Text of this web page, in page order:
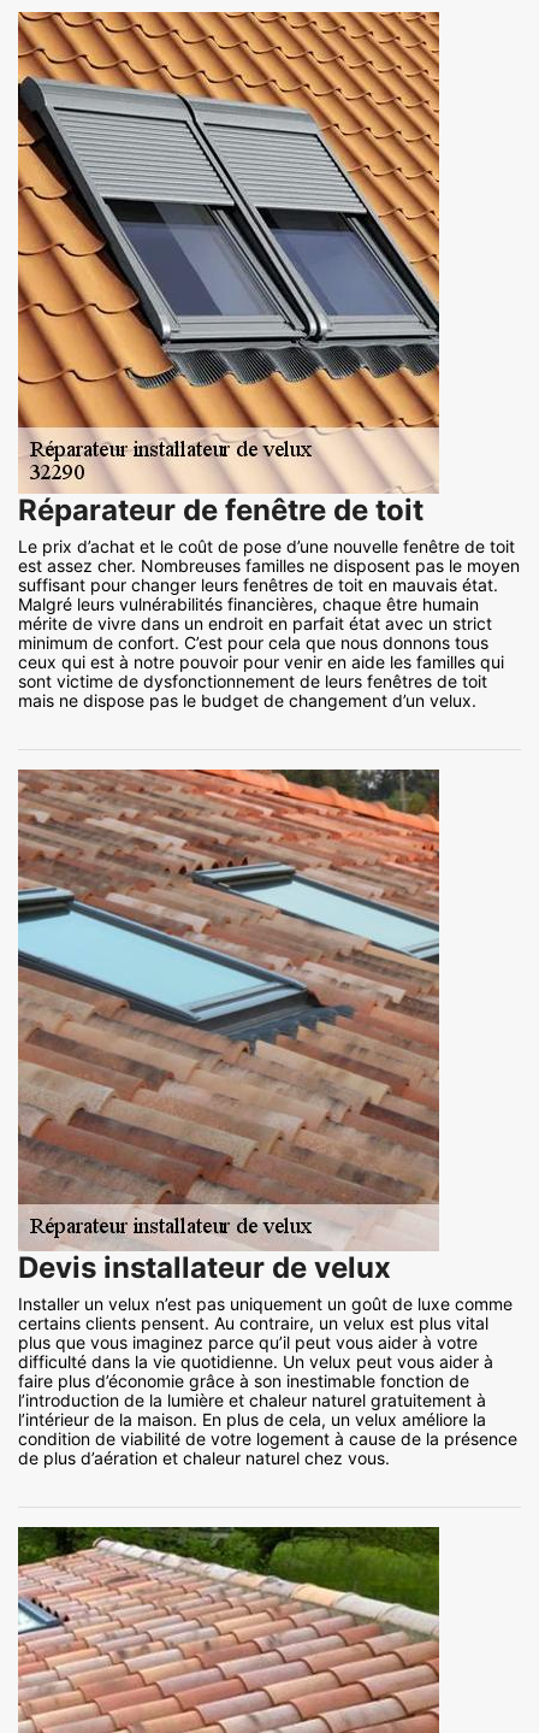
Réparateur de fenêtre de toit
Le prix d’achat et le coût de pose d’une nouvelle fenêtre de toit
est assez cher. Nombreuses familles ne disposent pas le moyen
suffisant pour changer leurs fenêtres de toit en mauvais état.
Malgré leurs vulnérabilités financières, chaque être humain
mérite de vivre dans un endroit en parfait état avec un strict
minimum de confort. C’est pour cela que nous donnons tous
ceux qui est à notre pouvoir pour venir en aide les familles qui
sont victime de dysfonctionnement de leurs fenêtres de toit
mais ne dispose pas le budget de changement d’un velux.
Devis installateur de velux
Installer un velux n’est pas uniquement un goût de luxe comme
certains clients pensent. Au contraire, un velux est plus vital
plus que vous imaginez parce qu’il peut vous aider à votre
difficulté dans la vie quotidienne. Un velux peut vous aider à
faire plus d’économie grâce à son inestimable fonction de
l’introduction de la lumière et chaleur naturel gratuitement à
l’intérieur de la maison. En plus de cela, un velux améliore la
condition de viabilité de votre logement à cause de la présence
de plus d’aération et chaleur naturel chez vous.